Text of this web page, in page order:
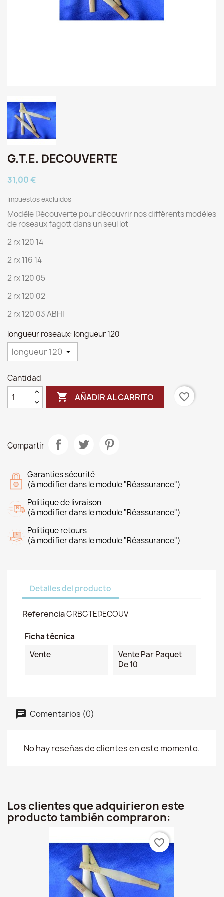
G.T.E. DECOUVERTE
31,00 €
Impuestos excluidos
Modèle Découverte pour découvrir nos différents modèles
de roseaux fagott dans un seul lot
2 rx 120 14
2 rx 116 14
2 rx 120 05
2 rx 120 02
2 rx 120 03 ABHI
longueur roseaux: longueur 120
Cantidad
 AÑADIR AL CARRITO favorite_border
Compartir
Garanties sécurité
(à modifier dans le module "Réassurance")
Politique de livraison
(à modifier dans le module "Réassurance")
Politique retours
(à modifier dans le module "Réassurance")
Detalles del producto
ReferenciaGRBGTEDECOUV
Ficha técnica
Vente
Vente Par Paquet
De 10
Comentarios (0)
No hay reseñas de clientes en este momento.
Los clientes que adquirieron este
producto también compraron:
favorite_border